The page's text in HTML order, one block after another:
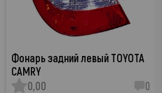
Фонарь задний левый TOYOTA
CAMRY
0,00
0